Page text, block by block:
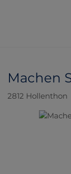
Machen
2812 Hollenthon